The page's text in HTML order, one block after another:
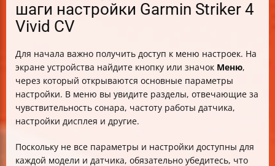
шаги настройки Garmin Striker 4
Vivid CV
Для начала важно получить доступ к меню настроек. На
экране устройства найдите кнопку или значок Меню,
через который открываются основные параметры
настройки. В меню вы увидите разделы, отвечающие за
чувствительность сонара, частоту работы датчика,
настройки дисплея и другие.
Поскольку не все параметры и настройки доступны для
каждой модели и датчика, обязательно убедитесь, что